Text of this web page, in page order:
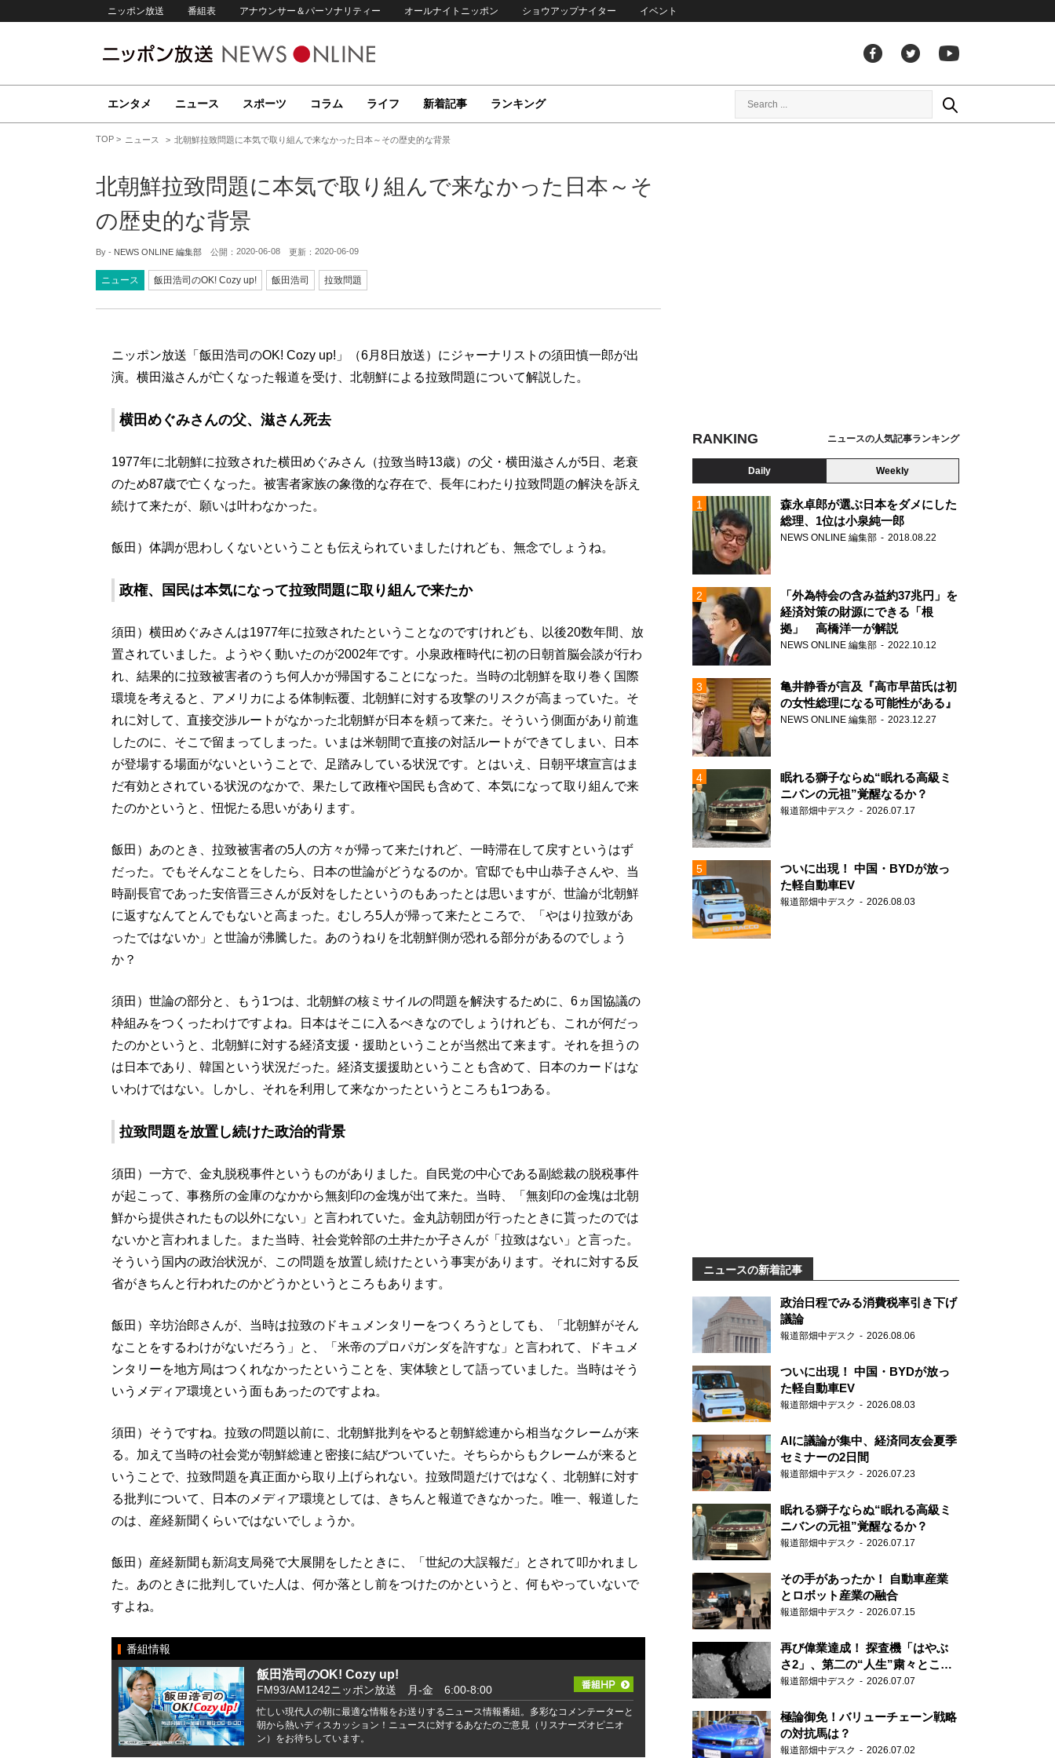
ニッポン放送 番組表 アナウンサー＆パーソナリティー オールナイトニッポン ショウアップナイター イベント
エンタメ ニュース スポーツ コラム ライフ 新着記事 ランキング
TOP ニュース 北朝鮮拉致問題に本気で取り組んで来なかった日本～その歴史的な背景
北朝鮮拉致問題に本気で取り組んで来なかった日本～そ
の歴史的な背景
By - NEWS ONLINE 編集部 公開： 2020-06-08 更新： 2020-06-09
ニュース 飯田浩司のOK! Cozy up! 飯田浩司 拉致問題
ニッポン放送「飯田浩司のOK! Cozy up!」（6月8日放送）にジャーナリストの須田慎一郎が出
演。横田滋さんが亡くなった報道を受け、北朝鮮による拉致問題について解説した。
横田めぐみさんの父、滋さん死去
1977年に北朝鮮に拉致された横田めぐみさん（拉致当時13歳）の父・横田滋さんが5日、老衰
のため87歳で亡くなった。被害者家族の象徴的な存在で、長年にわたり拉致問題の解決を訴え
続けて来たが、願いは叶わなかった。
飯田）体調が思わしくないということも伝えられていましたけれども、無念でしょうね。
政権、国民は本気になって拉致問題に取り組んで来たか
須田）横田めぐみさんは1977年に拉致されたということなのですけれども、以後20数年間、放
置されていました。ようやく動いたのが2002年です。小泉政権時代に初の日朝首脳会談が行わ
れ、結果的に拉致被害者のうち何人かが帰国することになった。当時の北朝鮮を取り巻く国際
環境を考えると、アメリカによる体制転覆、北朝鮮に対する攻撃のリスクが高まっていた。そ
れに対して、直接交渉ルートがなかった北朝鮮が日本を頼って来た。そういう側面があり前進
したのに、そこで留まってしまった。いまは米朝間で直接の対話ルートができてしまい、日本
が登場する場面がないということで、足踏みしている状況です。とはいえ、日朝平壌宣言はま
だ有効とされている状況のなかで、果たして政権や国民も含めて、本気になって取り組んで来
たのかというと、忸怩たる思いがあります。
飯田）あのとき、拉致被害者の5人の方々が帰って来たけれど、一時滞在して戻すというはず
だった。でもそんなことをしたら、日本の世論がどうなるのか。官邸でも中山恭子さんや、当
時副長官であった安倍晋三さんが反対をしたというのもあったとは思いますが、世論が北朝鮮
に返すなんてとんでもないと高まった。むしろ5人が帰って来たところで、「やはり拉致があ
ったではないか」と世論が沸騰した。あのうねりを北朝鮮側が恐れる部分があるのでしょう
か？
須田）世論の部分と、もう1つは、北朝鮮の核ミサイルの問題を解決するために、6ヵ国協議の
枠組みをつくったわけですよね。日本はそこに入るべきなのでしょうけれども、これが何だっ
たのかというと、北朝鮮に対する経済支援・援助ということが当然出て来ます。それを担うの
は日本であり、韓国という状況だった。経済支援援助ということも含めて、日本のカードはな
いわけではない。しかし、それを利用して来なかったというところも1つある。
拉致問題を放置し続けた政治的背景
須田）一方で、金丸脱税事件というものがありました。自民党の中心である副総裁の脱税事件
が起こって、事務所の金庫のなかから無刻印の金塊が出て来た。当時、「無刻印の金塊は北朝
鮮から提供されたもの以外にない」と言われていた。金丸訪朝団が行ったときに貰ったのでは
ないかと言われました。また当時、社会党幹部の土井たか子さんが「拉致はない」と言った。
そういう国内の政治状況が、この問題を放置し続けたという事実があります。それに対する反
省がきちんと行われたのかどうかというところもあります。
飯田）辛坊治郎さんが、当時は拉致のドキュメンタリーをつくろうとしても、「北朝鮮がそん
なことをするわけがないだろう」と、「米帝のプロパガンダを許すな」と言われて、ドキュメ
ンタリーを地方局はつくれなかったということを、実体験として語っていました。当時はそう
いうメディア環境という面もあったのですよね。
須田）そうですね。拉致の問題以前に、北朝鮮批判をやると朝鮮総連から相当なクレームが来
る。加えて当時の社会党が朝鮮総連と密接に結びついていた。そちらからもクレームが来ると
いうことで、拉致問題を真正面から取り上げられない。拉致問題だけではなく、北朝鮮に対す
る批判について、日本のメディア環境としては、きちんと報道できなかった。唯一、報道した
のは、産経新聞くらいではないでしょうか。
飯田）産経新聞も新潟支局発で大展開をしたときに、「世紀の大誤報だ」とされて叩かれまし
た。あのときに批判していた人は、何か落とし前をつけたのかというと、何もやっていないで
すよね。
番組情報
飯田浩司のOK! Cozy up!
FM93/AM1242ニッポン放送 月-金 6:00-8:00
忙しい現代人の朝に最適な情報をお送りするニュース情報番組。多彩なコメンテーターと
朝から熱いディスカッション！ニュースに対するあなたのご意見（リスナーズオピニオ
ン）をお待ちしています。
RANKING ニュースの人気記事ランキング
Daily Weekly
森永卓郎が選ぶ日本をダメにした
総理、1位は小泉純一郎
NEWS ONLINE 編集部 2018.08.22
「外為特会の含み益約37兆円」を
経済対策の財源にできる「根
拠」 高橋洋一が解説
NEWS ONLINE 編集部 2022.10.12
亀井静香が言及『高市早苗氏は初
の女性総理になる可能性がある』
NEWS ONLINE 編集部 2023.12.27
眠れる獅子ならぬ“眠れる高級ミ
ニバンの元祖”覚醒なるか？
報道部畑中デスク 2026.07.17
ついに出現！ 中国・BYDが放っ
た軽自動車EV
報道部畑中デスク 2026.08.03
ニュースの新着記事
政治日程でみる消費税率引き下げ
議論
報道部畑中デスク 2026.08.06
ついに出現！ 中国・BYDが放っ
た軽自動車EV
報道部畑中デスク 2026.08.03
AIに議論が集中、経済同友会夏季
セミナーの2日間
報道部畑中デスク 2026.07.23
眠れる獅子ならぬ“眠れる高級ミ
ニバンの元祖”覚醒なるか？
報道部畑中デスク 2026.07.17
その手があったか！ 自動車産業
とロボット産業の融合
報道部畑中デスク 2026.07.15
再び偉業達成！ 探査機「はやぶ
さ2」、第二の“人生”粛々とこな
す
報道部畑中デスク 2026.07.07
極論御免！バリューチェーン戦略
の対抗馬は？
報道部畑中デスク 2026.07.02